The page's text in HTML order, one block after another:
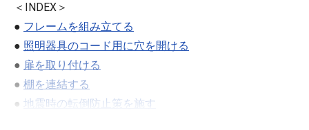
＜INDEX＞
● フレームを組み立てる
● 照明器具のコード用に穴を開ける
● 扉を取り付ける
● 棚を連結する
● 地震時の転倒防止策を施す